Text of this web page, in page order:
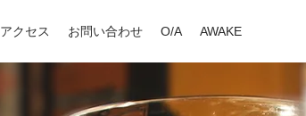
アクセス お問い合わせ O/A AWAKE